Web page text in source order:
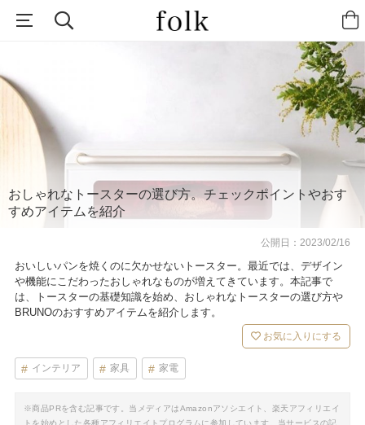
おしゃれなトースターの選び方。チェックポイントやおす
すめアイテムを紹介
公開日：2023/02/16
おいしいパンを焼くのに欠かせないトースター。最近では、デザイン
や機能にこだわったおしゃれなものが増えてきています。本記事で
は、トースターの基礎知識を始め、おしゃれなトースターの選び方や
BRUNOのおすすめアイテムを紹介します。
お気に入りにする
インテリア 家具 家電
※商品PRを含む記事です。当メディアはAmazonアソシエイト、楽天アフィリエイ
トを始めとした各種アフィリエイトプログラムに参加しています。当サービスの記